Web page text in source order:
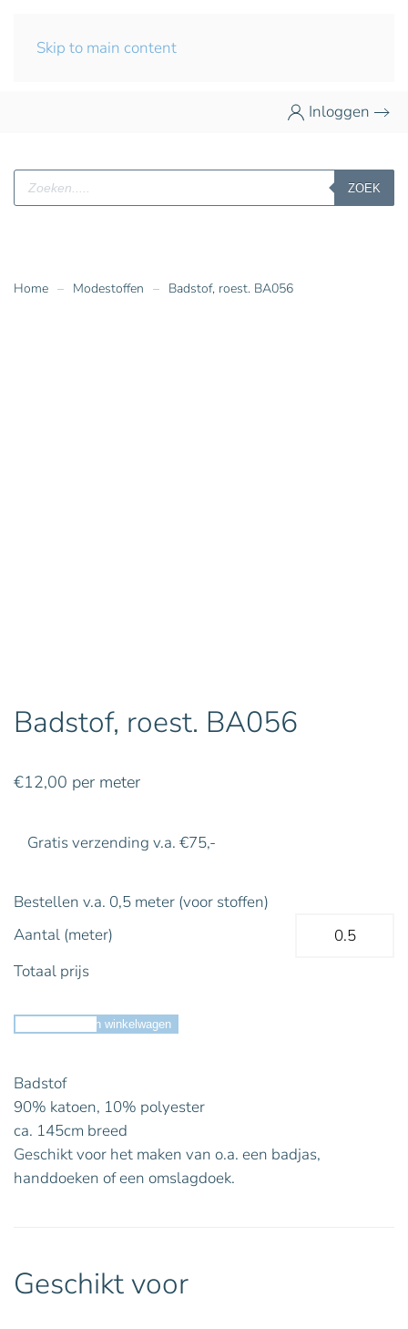
Skip to main content
Inloggen
Producten
zoeken
ZOEK
Home Modestoffen Badstof, roest. BA056
Badstof, roest. BA056
€12,00 per meter
Gratis verzending v.a. €75,-
Bestellen v.a. 0,5 meter (voor stoffen)
Aantal (meter)
Totaal prijs
Toevoegen aan winkelwagen
Badstof
90% katoen, 10% polyester
ca. 145cm breed
Geschikt voor het maken van o.a. een badjas,
handdoeken of een omslagdoek.
Geschikt voor